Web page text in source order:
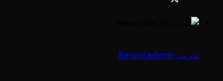
تدريب Resveraderm